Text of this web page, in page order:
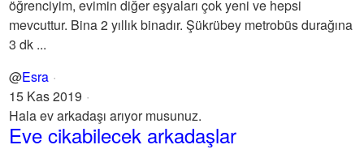
öğrenciyim, evimin diğer eşyaları çok yeni ve hepsi
mevcuttur. Bina 2 yıllık binadır. Şükrübey metrobüs durağına
3 dk ...
@Esra
15 Kas 2019
Hala ev arkadaşı arıyor musunuz.
Eve cikabilecek arkadaşlar